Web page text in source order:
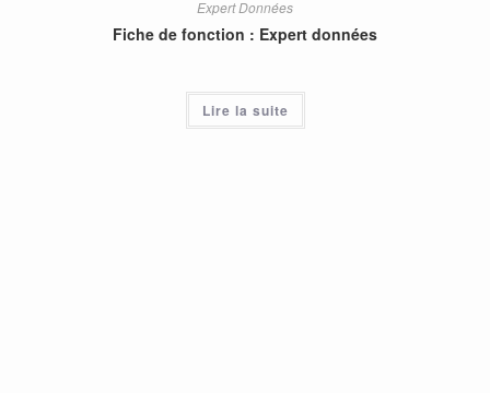
Expert Données
Fiche de fonction : Expert données
Lire la suite